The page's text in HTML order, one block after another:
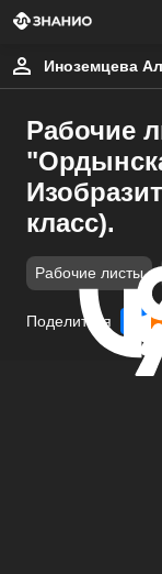
Иноземцева
Рабочие
класс).
Рабочие листы
Поделиться